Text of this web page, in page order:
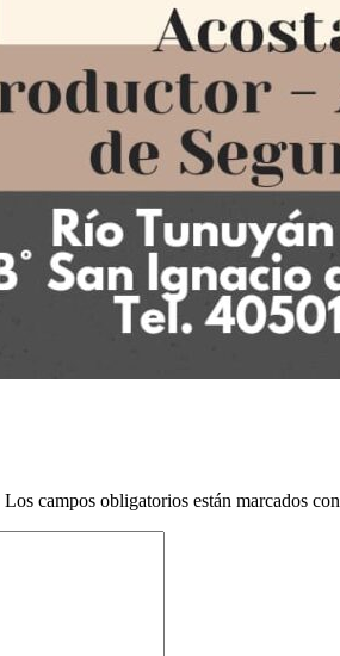
Los campos obligatorios están marcados con